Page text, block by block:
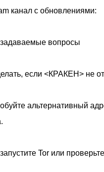
канал с обновлениями:
вопросы
если <КРАКЕН> не
альтернативный
Tor или